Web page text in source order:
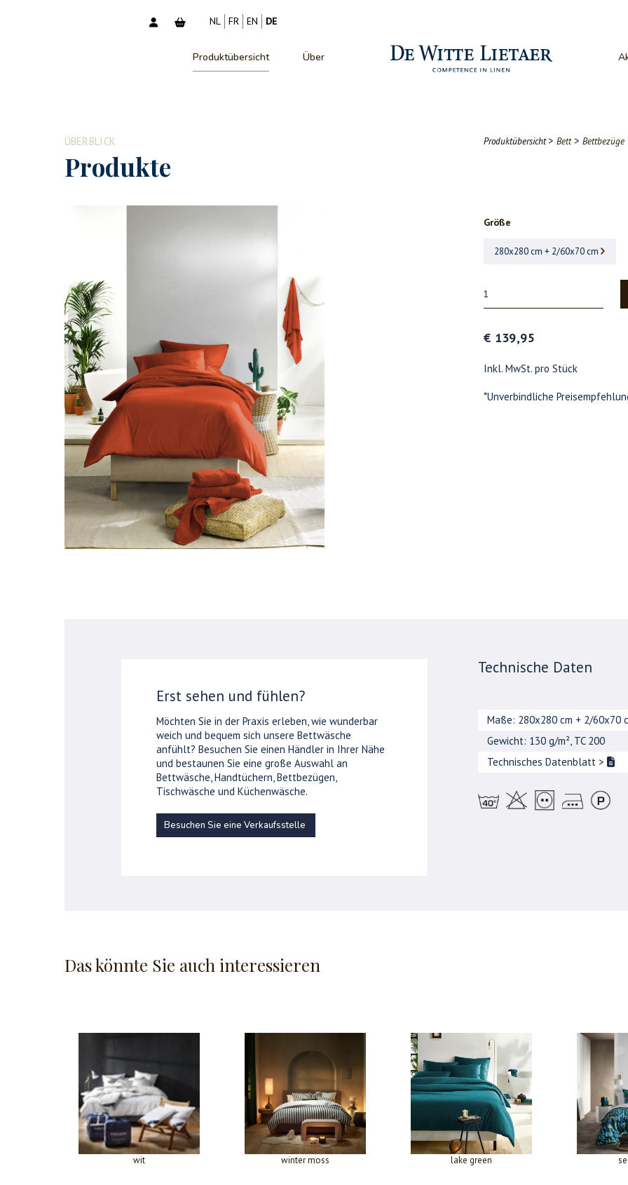
NL FR EN DE
Produktübersicht Über
ÜBERBLICK
Produkte
Produktübersicht > Bett> Bettbezüge
Größe
280x280 cm + 2/60x70 cm
€ 139,95
Inkl. MwSt. pro Stück
*Unverbindliche
Erst sehen und fühlen?
Möchten Sie in der Praxis erleben, wie wunderbar
weich und bequem sich unsere Bettwäsche
anfühlt? Besuchen Sie einen Händler in Ihrer Nähe
und bestaunen Sie eine große Auswahl an
Bettwäsche, Handtüchern, Bettbezügen,
Tischwäsche und Küchenwäsche.
Besuchen Sie eine Verkaufsstelle
Technische Daten
Maße: 280x280 cm + 2/60x70
Gewicht: 130 g/m², TC 200
Technisches Datenblatt >
Das könnte Sie auch interessieren
wit winter moss lake green